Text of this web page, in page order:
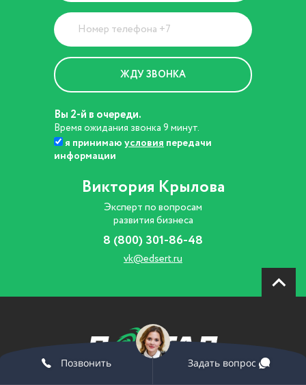
Вы 2-й в очереди.
Время ожидания звонка 9 минут.
я принимаюусловияпередачи
информации
Виктория Крылова
Эксперт по вопросам
развития бизнеса
8 (800) 301-86-48
vk@edsert.ru
Позвонить Задать вопрос